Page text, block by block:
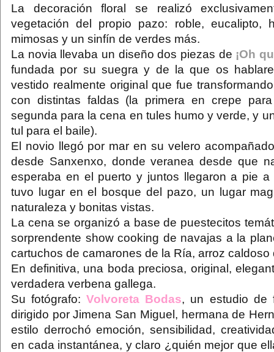
La decoración floral se realizó
vegetación del propio pazo: roble, eucalipto,
mimosas y un sinfín de verdes más.
La novia llevaba un diseño dos piezas de ¡Oh
fundada por su suegra y de la que os
vestido realmente original que fue
con distintas faldas (la primera en crepe
segunda para la cena en tules humo y verde, y
tul para el baile).
El novio llegó por mar en su velero
desde Sanxenxo, donde veranea desde que
esperaba en el puerto y juntos llegaron a pie a
tuvo lugar en el bosque del pazo, un lugar
naturaleza y bonitas vistas.
La cena se organizó a base de puestecitos
sorprendente show cooking de navajas a la
cartuchos de camarones de la Ría, arroz
En definitiva, una boda preciosa, original,
verdadera verbena gallega.
Su fotógrafo:Volvoreta Bodas, un estudio de
dirigido por Jimena San Miguel, hermana de
estilo derrochó emoción, sensibilidad,
en cada instantánea, y claro ¿quién mejor que